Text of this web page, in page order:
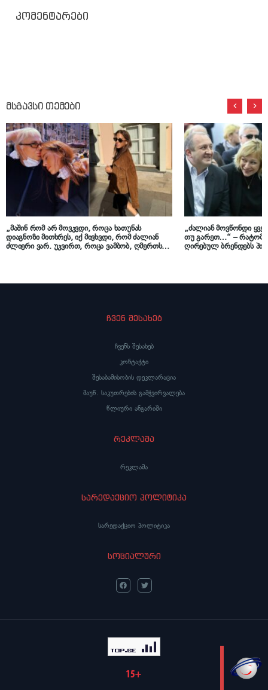
LIVE
კომენტარები
მსგავსი თემები
„მაშინ რომ არ მოვკვდი, როცა ხათუნას
დიაგნოზი მითხრეს, იქ მივხვდი, რომ ძალიან
ძლიერი ვარ. უკვირთ, როცა ვამბობ, ღმერთს
„ძალიან მოვწონდი
თუ გარეთ…“ – რატომ
ღირებულ ბრენდებს
ჩვენ შესახებ
ჩვენს შესახებ
კონტაქტი
შესაბამისობის დეკლარაცია
მაუწ. საკუთრების გამჭვირვალება
წლიური ანგარიში
რეკლამა
რეკლამა
სარედაქციო პოლიტიკა
სარედაქციო პოლიტიკა
სოციალური